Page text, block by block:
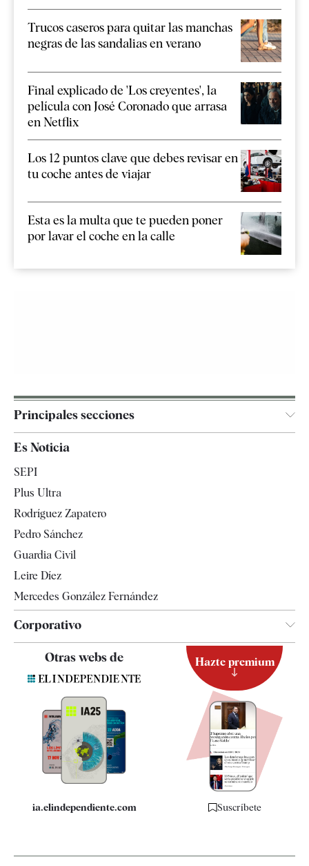
Trucos caseros para quitar las manchas
negras de las sandalias en verano
Final explicado de 'Los creyentes', la
película con José Coronado que arrasa
en Netflix
Los 12 puntos clave que debes revisar en
tu coche antes de viajar
Esta es la multa que te pueden poner
por lavar el coche en la calle
Principales secciones
España
Televisión
Es Noticia
SEPI
Plus Ultra
Rodríguez Zapatero
Pedro Sánchez
Guardia Civil
Leire Díez
Mercedes González Fernández
Corporativo
Contacto
Quiénes somos
Especificaciones
Otras webs de
ia.elindependiente.com
Hazte premium
Suscríbete